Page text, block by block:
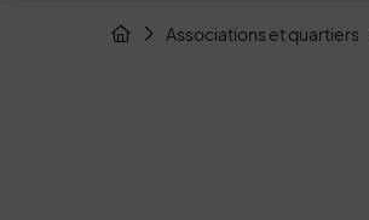
Fil d'Arianne de la page
Page d'accueil du site
Associations et quartiers